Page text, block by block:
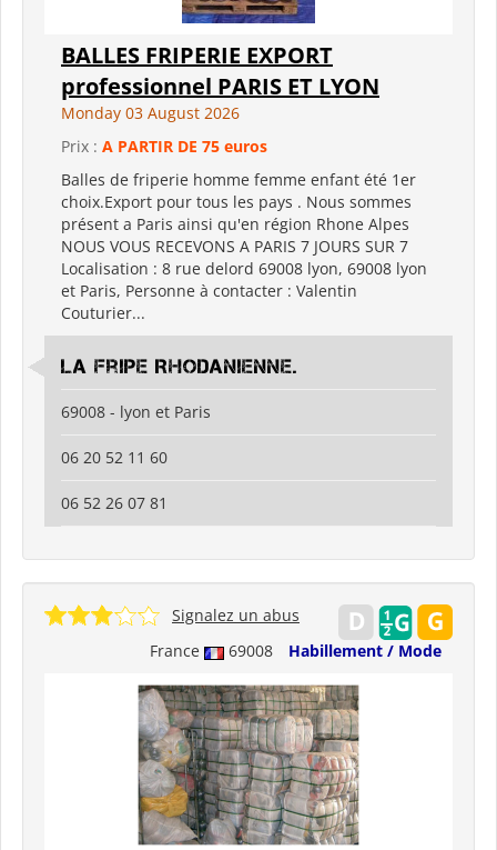
BALLES FRIPERIE EXPORT
professionnel PARIS ET LYON
Monday 03 August 2026
Prix : A PARTIR DE 75 euros
Balles de friperie homme femme enfant été 1er
choix.Export pour tous les pays . Nous sommes
présent a Paris ainsi qu'en région Rhone Alpes
NOUS VOUS RECEVONS A PARIS 7 JOURS SUR 7
Localisation : 8 rue delord 69008 lyon, 69008 lyon
et Paris, Personne à contacter : Valentin
Couturier...
La Fripe Rhodanienne.
69008 - lyon et Paris
06 20 52 11 60
06 52 26 07 81
France 69008 Habillement / Mode
Signalez un abus